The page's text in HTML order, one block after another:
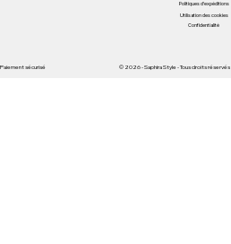
Politiques d'expéditions
Confidentialité
Utilisation des cookies
Paiement sécurisé © 2026 - Saphira Style - Tous droits réservés